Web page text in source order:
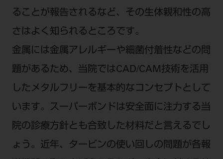
ることが報告されるなど、その生体親和性の高
さはよく知られるところです。
金属には金属アレルギーや細菌付着性などの問
題があるため、当院ではCAD/CAM技術を活用
したメタルフリーを基本的なコンセプトとして
います。スーパーボンドは安全面に注力する当
院の診療方針とも合致した材料だと言えるでし
ょう。近年、タービンの使い回しの問題が各報